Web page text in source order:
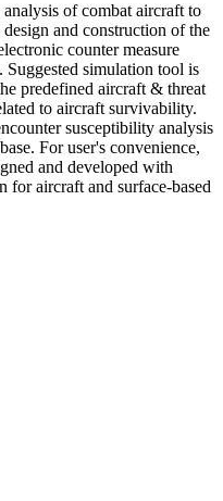
of combat aircraft to
and construction of the
counter measure
Suggested simulation tool is
predefined aircraft & threat
to aircraft survivability.
susceptibility analysis
For user's convenience,
and developed with
aircraft and surface-based